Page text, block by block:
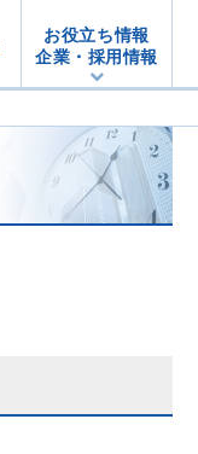
お役立ち情報
企業・採用情報